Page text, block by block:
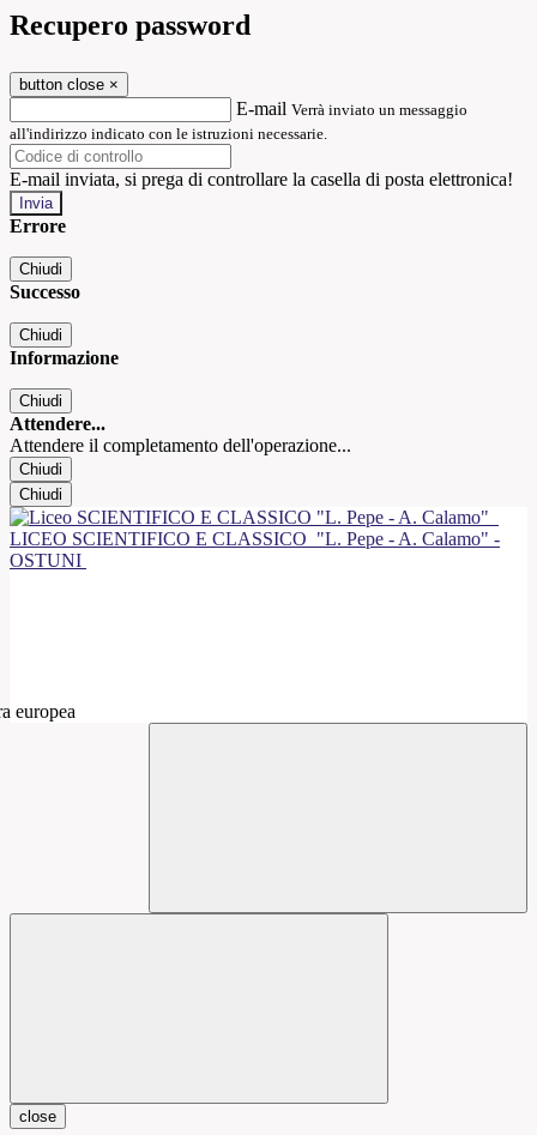
Recupero password
button close ×
E-mail Verrà inviato un messaggio
all'indirizzo indicato con le istruzioni necessarie.
E-mail inviata, si prega di controllare la casella di posta elettronica!
Errore
Chiudi
Successo
Chiudi
Informazione
Chiudi
Attendere...
Attendere il completamento dell'operazione...
Chiudi
Chiudi
LICEO SCIENTIFICO E CLASSICO "L. Pepe - A. Calamo" -
OSTUNI
close